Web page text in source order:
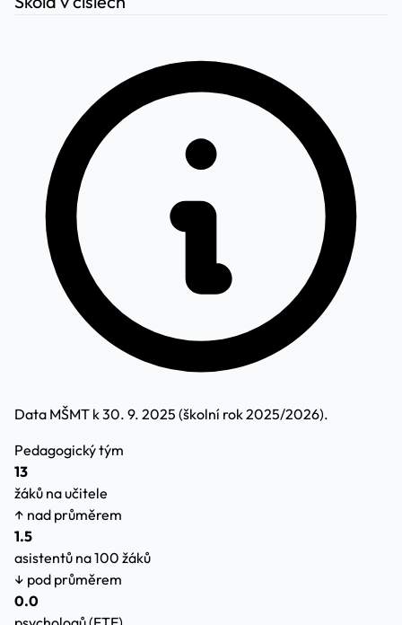
Data MŠMT k 30. 9. 2025 (školní rok 2025/2026).
Pedagogický tým
13
žáků na učitele
↑ nad průměrem
1.5
asistentů na 100 žáků
↓ pod průměrem
0.0